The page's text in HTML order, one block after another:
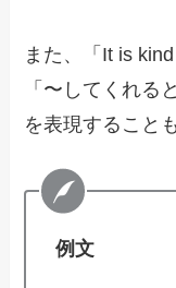
また、「It is
「〜してくれる
を表現すること
例文